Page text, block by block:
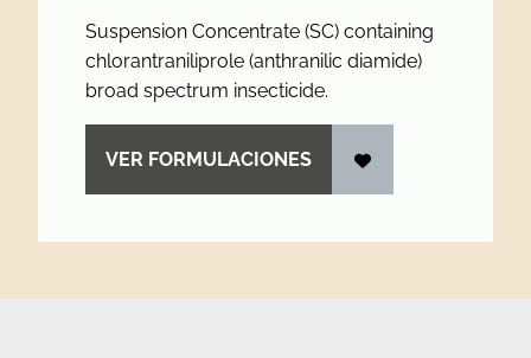
Suspension Concentrate (SC) containing
chlorantraniliprole (anthranilic diamide)
broad spectrum insecticide.
VER FORMULACIONES